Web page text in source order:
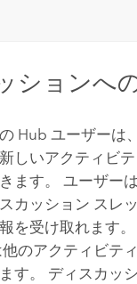
ションへ
Hub ユーザーは
しいアクティビ
ます。 ユーザー
カッション スレ
を受け取れます
のアクティビテ
す。 ディスカッ